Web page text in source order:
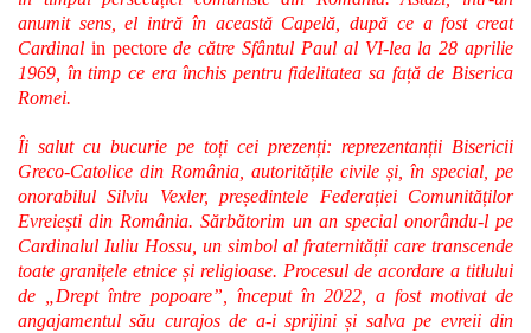
anumit sens, el intră în această Capelă, după ce a fost creat
Cardinal in pectore de către Sfântul Paul al VI-lea la 28 aprilie
1969, în timp ce era închis pentru fidelitatea sa față de Biserica
Romei.
Îi salut cu bucurie pe toți cei prezenți: reprezentanții Bisericii
Greco-Catolice din România, autoritățile civile și, în special, pe
onorabilul Silviu Vexler, președintele Federației Comunităților
Evreiești din România. Sărbătorim un an special onorându-l pe
Cardinalul Iuliu Hossu, un simbol al fraternității care transcende
toate granițele etnice și religioase. Procesul de acordare a titlului
de „Drept între popoare”, început în 2022, a fost motivat de
angajamentul său curajos de a-i sprijini și salva pe evreii din